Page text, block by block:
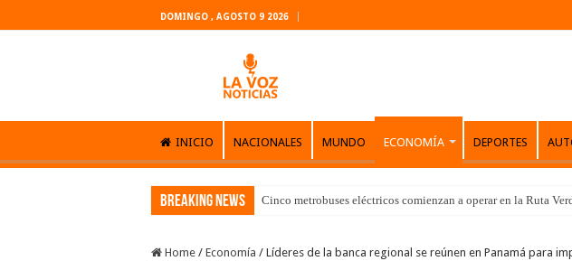
DOMINGO , AGOSTO 9 2026
INICIO NACIONALES MUNDO ECONOMÍA DEPORTES
Breaking News Cinco metrobuses eléctricos comienzan a operar en la Ruta
Home / Economía / Líderes de la banca regional se reúnen en Panamá para